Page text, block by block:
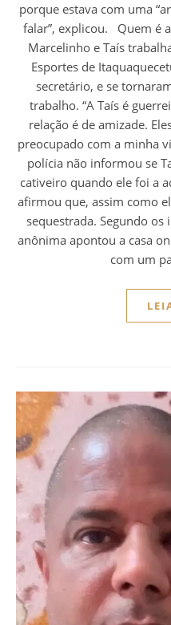
porque estava com uma
falar”, explicou. Quem é
Marcelinho e Taís
Esportes de
secretário, e se
trabalho. “A Taís é
relação é de amizade.
preocupado com a minha
polícia não informou se
cativeiro quando ele foi a
afirmou que, assim como
sequestrada. Segundo
anônima apontou a casa
com um